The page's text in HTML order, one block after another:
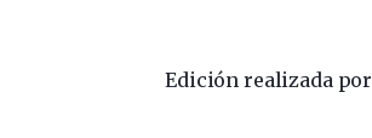
Edición realizada por